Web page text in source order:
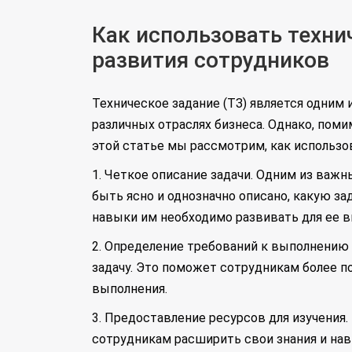
Как использовать
развития сотрудников
Техническое задание (ТЗ) является
различных отраслях бизнеса. Однако,
этой статье мы рассмотрим, как
1. Четкое описание задачи. Одним из
быть ясно и однозначно описано, какую
навыки им необходимо развивать для ее
2. Определение требований к
задачу. Это поможет сотрудникам более
выполнения.
3. Предоставление ресурсов для
сотрудникам расширить свои знания и